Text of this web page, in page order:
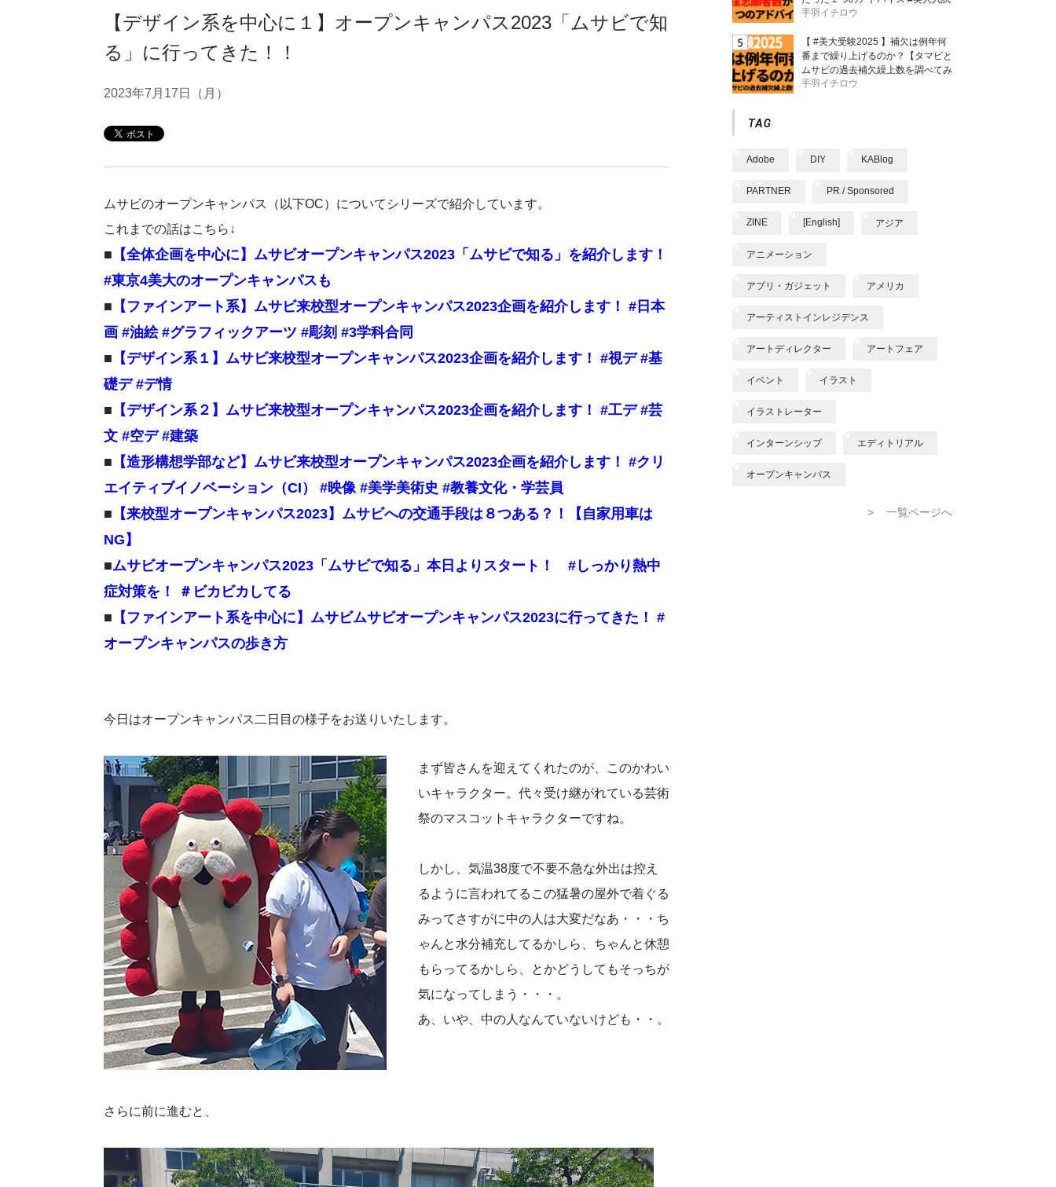
【デザイン系を中心に１】オープンキャンパス2023「ムサビで知
る」に行ってきた！！
2023年7月17日（月）
ムサビのオープンキャンパス（以下OC）についてシリーズで紹介しています。
これまでの話はこちら↓
■ 【全体企画を中心に】ムサビオープンキャンパス2023「ムサビで知る」を紹介します！
#東京4美大のオープンキャンパスも
■ 【ファインアート系】ムサビ来校型オープンキャンパス2023企画を紹介します！ #日本
画 #油絵 #グラフィックアーツ #彫刻 #3学科合同
■ 【デザイン系１】ムサビ来校型オープンキャンパス2023企画を紹介します！ #視デ #基
礎デ #デ情
■ 【デザイン系２】ムサビ来校型オープンキャンパス2023企画を紹介します！ #工デ #芸
文 #空デ #建築
■ 【造形構想学部など】ムサビ来校型オープンキャンパス2023企画を紹介します！ #クリ
エイティブイノベーション（CI） #映像 #美学美術史 #教養文化・学芸員
■ 【来校型オープンキャンパス2023】ムサビへの交通手段は８つある？！【自家用車は
NG】
■ムサビオープンキャンパス2023「ムサビで知る」本日よりスタート！ #しっかり熱中
症対策を！ ＃ビカビカしてる
■ 【ファインアート系を中心に】ムサビムサビオープンキャンパス2023に行ってきた！ #
オープンキャンパスの歩き方
今日はオープンキャンパス二日目の様子をお送りいたします。
まず皆さんを迎えてくれたのが、このかわい
いキャラクター。代々受け継がれている芸術
祭のマスコットキャラクターですね。
しかし、気温38度で不要不急な外出は控え
るように言われてるこの猛暑の屋外で着ぐる
みってさすがに中の人は大変だなあ・・・ち
ゃんと水分補充してるかしら、ちゃんと休憩
もらってるかしら、とかどうしてもそっちが
気になってしまう・・・。
あ、いや、中の人なんていないけども・・。
さらに前に進むと、
手羽イチロウ
【 #美大受験2025 】補欠は例年何
番まで繰り上げるのか？【タマビと
ムサビの過去補欠繰上数を調べてみ
た】
手羽イチロウ
Adobe DIY KABlog
PARTNER PR / Sponsored
ZINE [English] アジア
アニメーション
アプリ・ガジェット アメリカ
アーティストインレジデンス
アートディレクター アートフェア
イベント イラスト
イラストレーター
インターンシップ エディトリアル
オープンキャンパス
> 一覧ページへ